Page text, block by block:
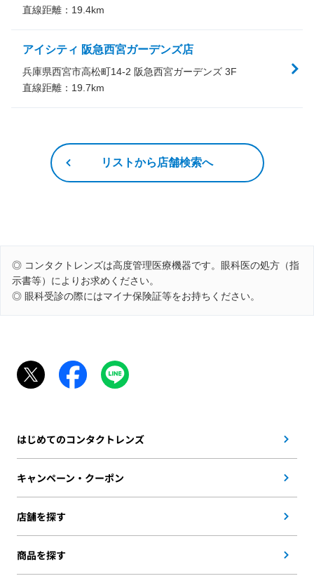
直線距離： 19.4km
アイシティ 阪急西宮ガーデンズ店
兵庫県西宮市高松町14-2 阪急西宮ガーデンズ 3F
直線距離： 19.7km
リストから店舗検索へ
◎ コンタクトレンズは高度管理医療機器です。眼科医の処方（指
示書等）によりお求めください。
◎ 眼科受診の際にはマイナ保険証等をお持ちください。
はじめてのコンタクトレンズ
キャンペーン・クーポン
店舗を探す
商品を探す